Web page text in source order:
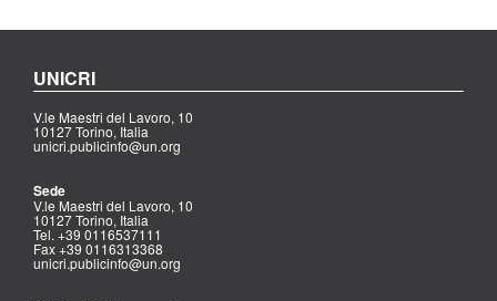
UNICRI
V.le Maestri del Lavoro, 10
10127 Torino, Italia
unicri.publicinfo@un.org
Sede
V.le Maestri del Lavoro, 10
10127 Torino, Italia
Tel. +39 0116537111
Fax +39 0116313368
unicri.publicinfo@un.org